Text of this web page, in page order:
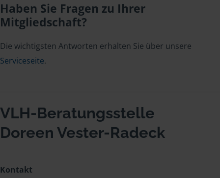
Haben Sie Fragen zu Ihrer
Mitgliedschaft?
Die wichtigsten Antworten erhalten Sie über unsere
Serviceseite.
VLH-Beratungsstelle
Doreen Vester-Radeck
Kontakt